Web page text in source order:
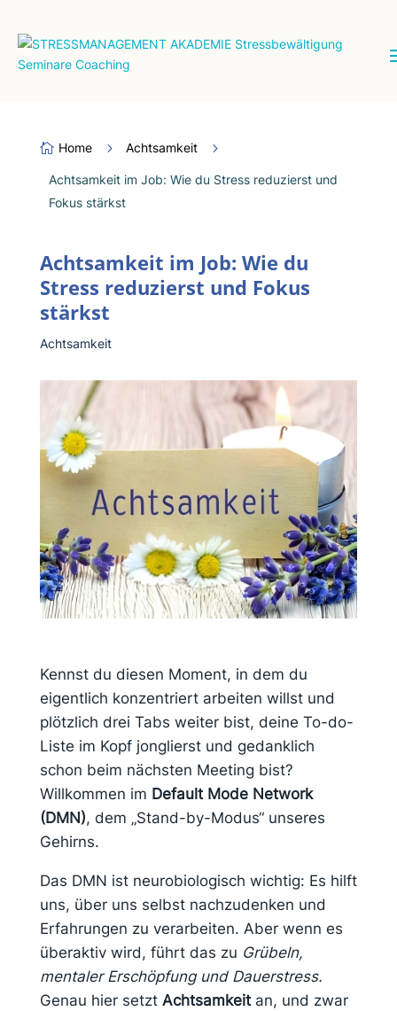
 Home 5 Achtsamkeit 5
Achtsamkeit im Job: Wie du Stress reduzierst und
Fokus stärkst
Achtsamkeit im Job: Wie du
Stress reduzierst und Fokus
stärkst
Achtsamkeit
Kennst du diesen Moment, in dem du
eigentlich konzentriert arbeiten willst und
plötzlich drei Tabs weiter bist, deine To-do-
Liste im Kopf jonglierst und gedanklich
schon beim nächsten Meeting bist?
Willkommen im Default Mode Network
(DMN), dem „Stand-by-Modus“ unseres
Gehirns.
Das DMN ist neurobiologisch wichtig: Es hilft
uns, über uns selbst nachzudenken und
Erfahrungen zu verarbeiten. Aber wenn es
überaktiv wird, führt das zu Grübeln,
mentaler Erschöpfung und Dauerstress.
Genau hier setzt Achtsamkeitan, und zwar